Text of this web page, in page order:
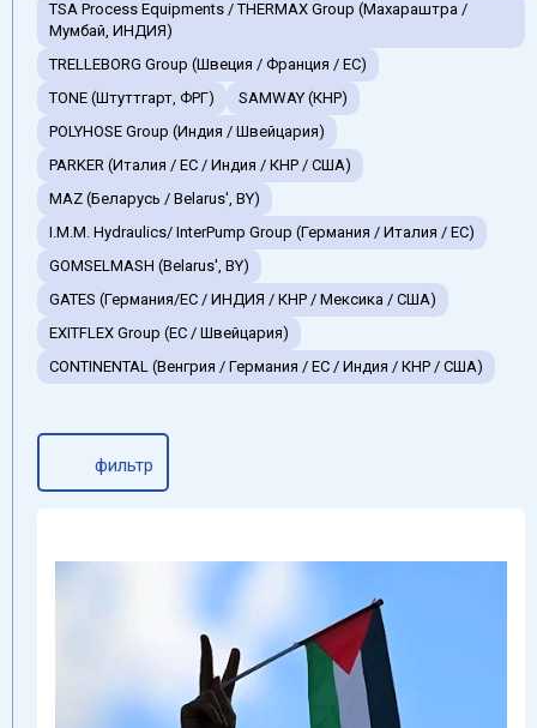
TSA Process Equipments / THERMAX Group (Махараштра /
Мумбай, ИНДИЯ)
TRELLEBORG Group (Швеция / Франция / ЕС)
TONE (Штуттгарт, ФРГ)
SAMWAY (КНР)
POLYHOSE Group (Индия / Швейцария)
PARKER (Италия / ЕС / Индия / КНР / США)
MAZ (Беларусь / Belarus', BY)
I.M.M. Hydraulics/ InterPump Group (Германия / Италия / ЕС)
GOMSELMASH (Belarus', BY)
GATES (Германия/EC / ИНДИЯ / КНР / Мексика / США)
EXITFLEX Group (ЕС / Швейцария)
CONTINENTAL (Венгрия / Германия / ЕС / Индия / КНР / США)
фильтр